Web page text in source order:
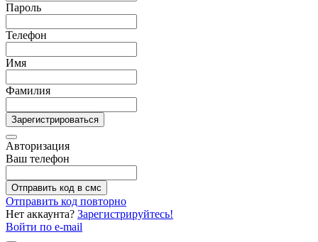
Пароль
Телефон
Имя
Фамилия
Зарегистрироваться
Авторизация
Ваш телефон
Отправить код в смс
Отправить код повторно
Нет аккаунта? Зарегистрируйтесь!
Войти по e-mail